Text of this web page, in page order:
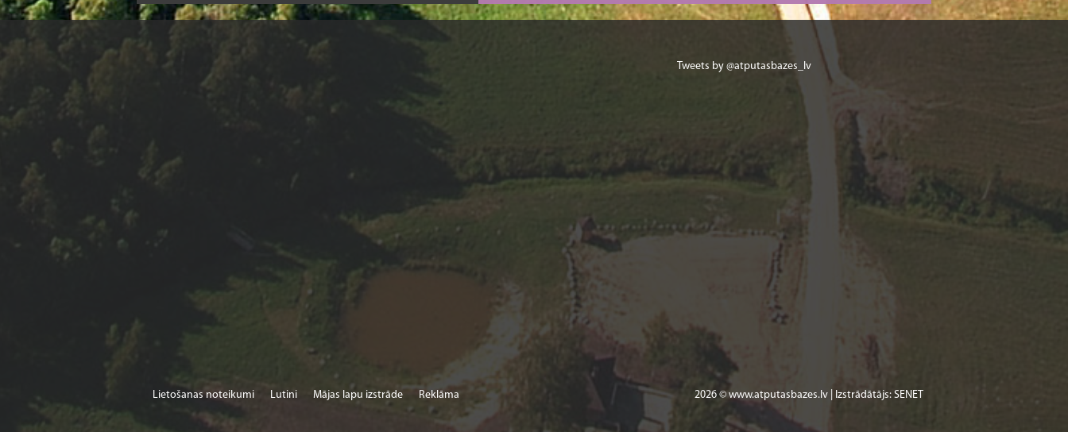
Tweets by @atputasbazes_lv
Lietošanas noteikumi Lutini Mājas lapu izstrāde Reklāma 2026 © www.atputasbazes.lv | Izstrādātājs: SENET